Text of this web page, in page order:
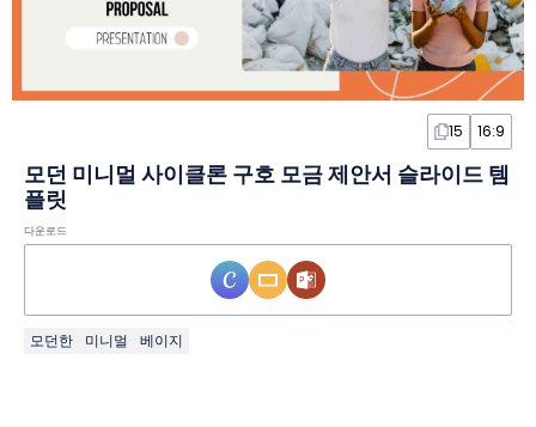
15 16:9
모던 미니멀 사이클론 구호 모금 제안서 슬라이드 템
플릿
다운로드
모던한 미니멀 베이지